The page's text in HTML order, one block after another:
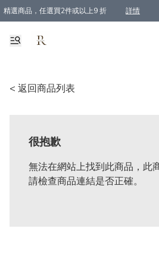
精選商品，任選買2件或以上9 折 詳情
< 返回商品列表
很抱歉
無法在網站上找到此商品，此
請檢查商品連結是否正確。